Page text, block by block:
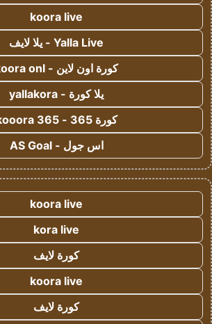
koora live
Yalla Live - يلا لايف
كورة اون لاين - koora onl
يلا كورة - yallakora
كورة 365 - kooora 365
اس جول - AS Goal
koora live
kora live
كورة لايف
koora live
كورة لايف